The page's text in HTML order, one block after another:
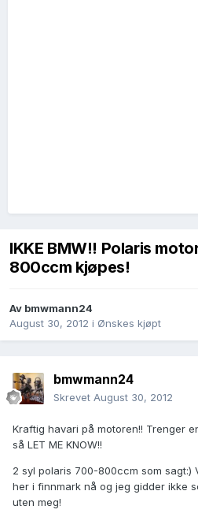
IKKE BMW!! Polaris
800ccm kjøpes!
Av bmwmann24
August 30, 2012 i Ønskes kjøpt
bmwmann24
Skrevet August 30, 2012
Kraftig havari på motoren!! Trenger
så LET ME KNOW!!
2 syl polaris 700-800ccm som sagt:)
her i finnmark nå og jeg gidder ikke
uten meg!